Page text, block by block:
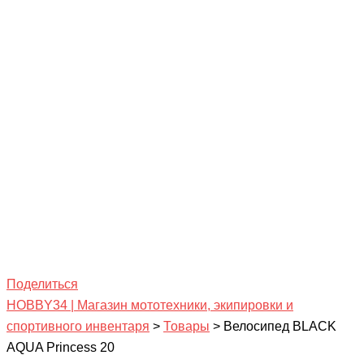
Поделиться
HOBBY34 | Магазин мототехники, экипировки и
спортивного инвентаря > Товары > Велосипед BLACK
AQUA Princess 20